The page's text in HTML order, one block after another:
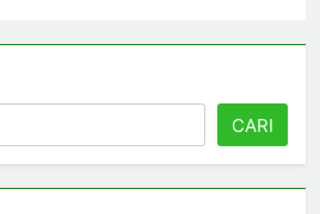
CARI